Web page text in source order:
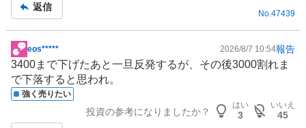
事
返信
No.47439
掲
示
板
記
eos***** 2026/8/7 10:54報告
3400まで下げたあと一旦反発するが、その後3000割れま
で下落すると思われ。
強く売りたい
投資の参考になりましたか？
はい
3
いいえ
45